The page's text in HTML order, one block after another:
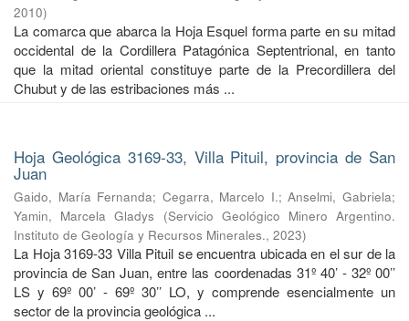
2010)
La comarca que abarca la Hoja Esquel forma parte en su mitad
occidental de la Cordillera Patagónica Septentrional, en tanto
que la mitad oriental constituye parte de la Precordillera del
Chubut y de las estribaciones más ...
Hoja Geológica 3169-33, Villa Pituil, provincia de San
Juan
Gaido, María Fernanda; Cegarra, Marcelo I.;Anselmi, Gabriela;
Yamin, Marcela Gladys
(Servicio Geológico Minero Argentino.
Instituto de Geología y Recursos Minerales., 2023)
La Hoja 3169-33 Villa Pituil se encuentra ubicada en el sur de la
provincia de San Juan, entre las coordenadas 31º 40’ - 32º 00’’
LS y 69º 00’ - 69º 30’’ LO, y comprende esencialmente un
sector de la provincia geológica ...